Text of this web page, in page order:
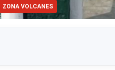
ZONA VOLCANES